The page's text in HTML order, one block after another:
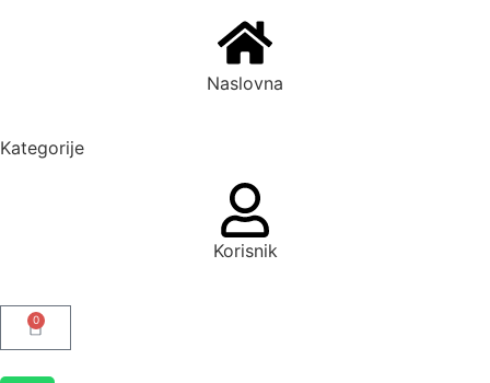
Naslovna
Kategorije
Korisnik
0